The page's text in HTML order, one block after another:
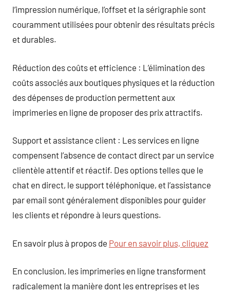
l’impression numérique, l’offset et la sérigraphie sont
couramment utilisées pour obtenir des résultats précis
et durables.
Réduction des coûts et efficience : L’élimination des
coûts associés aux boutiques physiques et la réduction
des dépenses de production permettent aux
imprimeries en ligne de proposer des prix attractifs.
Support et assistance client : Les services en ligne
compensent l’absence de contact direct par un service
clientèle attentif et réactif. Des options telles que le
chat en direct, le support téléphonique, et l’assistance
par email sont généralement disponibles pour guider
les clients et répondre à leurs questions.
En savoir plus à propos de Pour en savoir plus, cliquez
En conclusion, les imprimeries en ligne transforment
radicalement la manière dont les entreprises et les